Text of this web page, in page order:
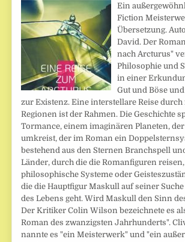
Ein
Fiction
Übersetzung.
David. Der
nach Arcturus"
Philosophie und
in einer
Gut und Böse
zur Existenz. Eine interstellare Reise durch
Regionen ist der Rahmen. Die Geschichte
Tormance, einem imaginären Planeten,
umkreist, der im Roman ein
bestehend aus den Sternen Branchspell
Länder, durch die die Romanfiguren
philosophische Systeme oder
die die Hauptfigur Maskull auf seiner
des Lebens geht. Wird Maskull den Sinn
Der Kritiker Colin Wilson bezeichnete es
Roman des zwanzigsten Jahrhunderts".
nannte es "ein Meisterwerk" und "ein